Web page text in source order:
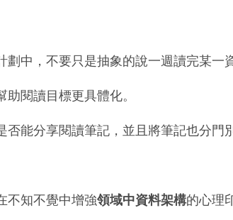
中，不要只是抽象的說一週讀完某一
閱讀目標更具體化。
能分享閱讀筆記，並且將筆記也分門
知不覺中增強領域中資料架構的心理